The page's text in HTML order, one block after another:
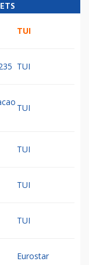
TUI
TUI
TUI
TUI
TUI
TUI
Eurostar